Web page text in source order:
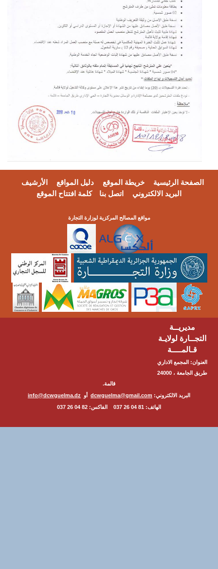
الرئيسية خريطة الموقع دليل المواقع
الأرشيف
البريد الالكتروني
اتصل بنا كلمة افتتاح الموقع
مواقع المصالح المركزية لوزارة التجارة
مديريــة
لولايـة
المجمع الاداري
طريق الجامعة ، 24000
البريد الالكتروني:dcwguelma@gmail.com أوinfo@dcwguelma.dz